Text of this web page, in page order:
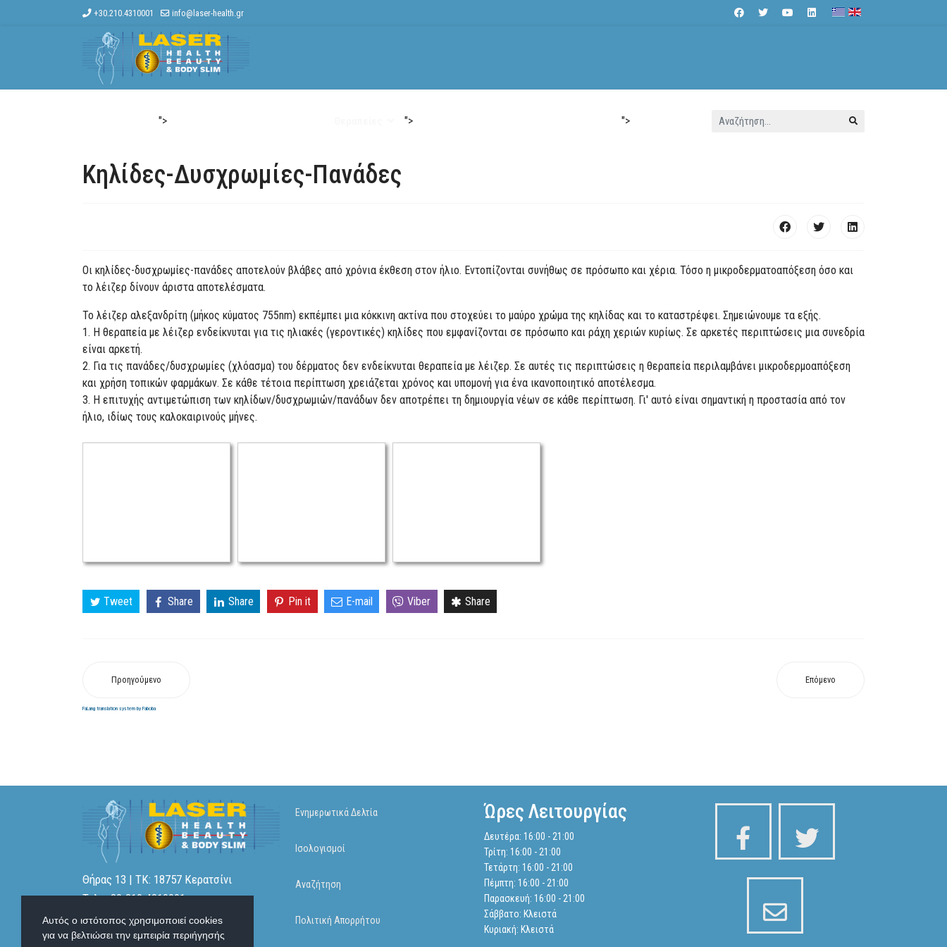
+30.210.4310001 info@laser-health.gr
"> "> "> Αναζήτηση...
Κηλίδες-Δυσχρωμίες-Πανάδες
Οι κηλίδες-δυσχρωμίες-πανάδες αποτελούν βλάβες από χρόνια έκθεση στον ήλιο. Εντοπίζονται συνήθως σε πρόσωπο και χέρια. Τόσο η μικροδερματοαπόξεση όσο και
το λέιζερ δίνουν άριστα αποτελέσματα.
Το λέιζερ αλεξανδρίτη (μήκος κύματος 755nm) εκπέμπει μια κόκκινη ακτίνα που στοχεύει το μαύρο χρώμα της κηλίδας και το καταστρέφει. Σημειώνουμε τα εξής.
1. Η θεραπεία με λέιζερ ενδείκνυται για τις ηλιακές (γεροντικές) κηλίδες που εμφανίζονται σε πρόσωπο και ράχη χεριών κυρίως. Σε αρκετές περιπτώσεις μια συνεδρία
είναι αρκετή.
2. Για τις πανάδες/δυσχρωμίες (χλόασμα) του δέρματος δεν ενδείκνυται θεραπεία με λέιζερ. Σε αυτές τις περιπτώσεις η θεραπεία περιλαμβάνει μικροδερμοαπόξεση
και χρήση τοπικών φαρμάκων. Σε κάθε τέτοια περίπτωση χρειάζεται χρόνος και υπομονή για ένα ικανοποιητικό αποτέλεσμα.
3. Η επιτυχής αντιμετώπιση των κηλίδων/δυσχρωμιών/πανάδων δεν αποτρέπει τη δημιουργία νέων σε κάθε περίπτωση. Γι' αυτό είναι σημαντική η προστασία από τον
ήλιο, ιδίως τους καλοκαιρινούς μήνες.
Tweet Share Share Pin it E-mail Viber Share
Προηγούμενο Επόμενο
FaLang translation system by Faboba
Θήρας 13 | ΤΚ: 18757 Κερατσίνι
Τηλ: +30.210.4310001
Τηλ: +30.210.4326331
Email. info@laser-health.gr
Ενημερωτικά Δελτία
Ισολογισμοί
Αναζήτηση
Πολιτική Απορρήτου
Ώρες Λειτουργίας
Δευτέρα: 16:00 - 21:00
Τρίτη: 16:00 - 21:00
Τετάρτη: 16:00 - 21:00
Πέμπτη: 16:00 - 21:00
Παρασκευή: 16:00 - 21:00
Σάββατο: Κλειστά
Κυριακή: Κλειστά
Αυτός ο ιστότοπος χρησιμοποιεί cookies
για να βελτιώσει την εμπειρία περιήγησής